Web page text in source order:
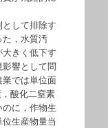
して排除す
，水質汚
きく低下す
響として問
では単位面
酸化二窒素
に，作物生
生産物量当